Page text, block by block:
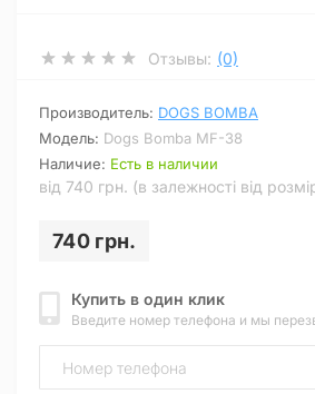
Отзывы: (0)
Производитель: DOGS BOMBA
Модель: Dogs Bomba MF-38
Наличие: Есть в наличии
від 740 грн. (в залежності від
740 грн.
Купить в один клик
Введите номер телефона и мы